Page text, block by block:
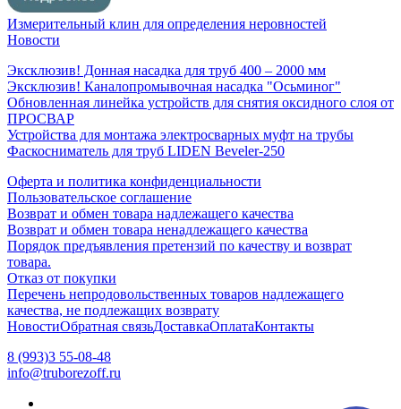
Измерительный клин для определения неровностей
Новости
Эксклюзив! Донная насадка для труб 400 – 2000 мм
Эксклюзив! Каналопромывочная насадка "Осьминог"
Обновленная линейка устройств для снятия оксидного слоя от
ПРОСВАР
Устройства для монтажа электросварных муфт на трубы
Фаскосниматель для труб LIDEN Beveler-250
Оферта и политика конфиденциальности
Пользовательское соглашение
Возврат и обмен товара надлежащего качества
Возврат и обмен товара ненадлежащего качества
Порядок предъявления претензий по качеству и возврат
товара.
Отказ от покупки
Перечень непродовольственных товаров надлежащего
качества, не подлежащих возврату
НовостиОбратная связьДоставкаОплатаКонтакты
8 (993)3 55-08-48
info@truborezoff.ru